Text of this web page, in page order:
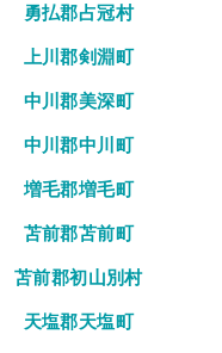
勇払郡占冠村
上川郡剣淵町
中川郡美深町
中川郡中川町
増毛郡増毛町
苫前郡苫前町
苫前郡初山別村
天塩郡天塩町